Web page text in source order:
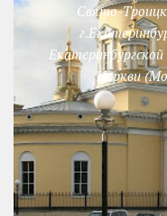
Свято-
Церкви